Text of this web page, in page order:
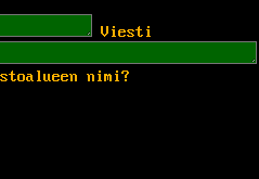
Viesti
nimi?